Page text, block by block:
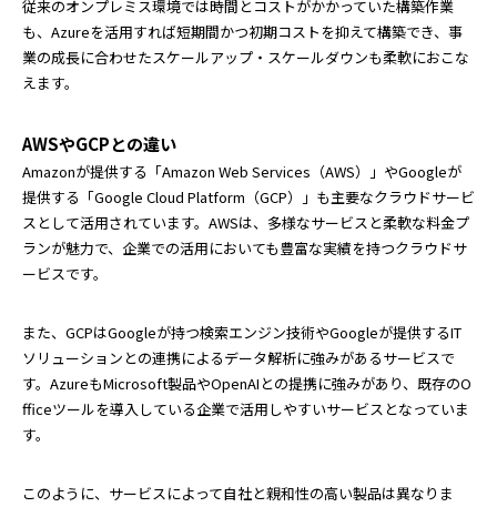
従来のオンプレミス環境では時間とコストがかかっていた構築作業
も、Azureを活用すれば短期間かつ初期コストを抑えて構築でき、事
業の成長に合わせたスケールアップ・スケールダウンも柔軟におこな
えます。
AWSやGCPとの違い
Amazonが提供する「Amazon Web Services（AWS）」やGoogleが
提供する「Google Cloud Platform（GCP）」も主要なクラウドサービ
スとして活用されています。AWSは、多様なサービスと柔軟な料金プ
ランが魅力で、企業での活用においても豊富な実績を持つクラウドサ
ービスです。
また、GCPはGoogleが持つ検索エンジン技術やGoogleが提供するIT
ソリューションとの連携によるデータ解析に強みがあるサービスで
す。AzureもMicrosoft製品やOpenAIとの提携に強みがあり、既存のO
fficeツールを導入している企業で活用しやすいサービスとなっていま
す。
このように、サービスによって自社と親和性の高い製品は異なりま